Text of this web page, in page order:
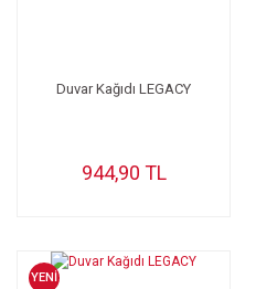
Duvar Kağıdı LEGACY
944,90 TL
YENİ